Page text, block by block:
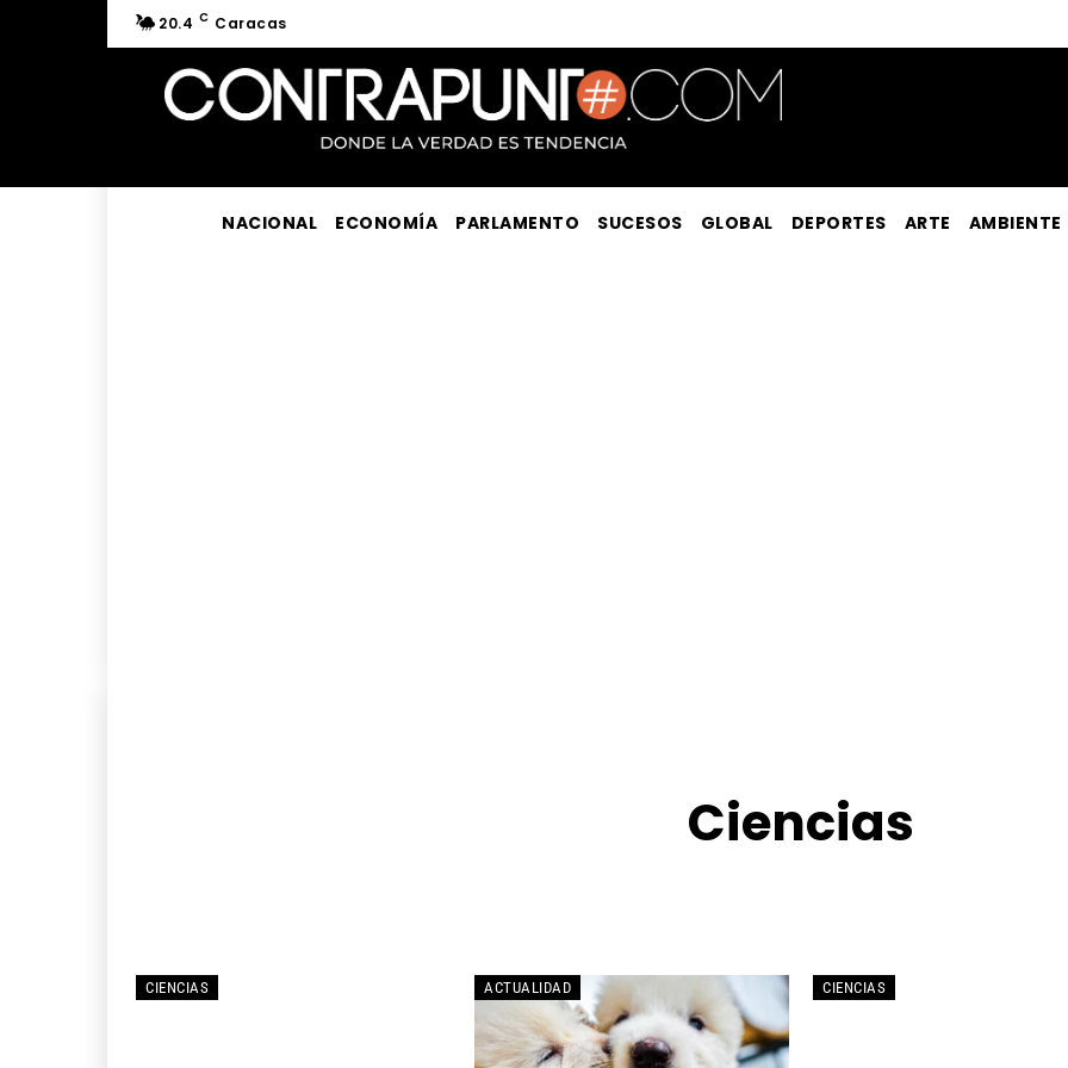
20.4 C Caracas
NACIONAL ECONOMÍA PARLAMENTO SUCESOS GLOBAL DEPORTES ARTE AMBIENTE
Ciencias
CIENCIAS ACTUALIDAD CIENCIAS